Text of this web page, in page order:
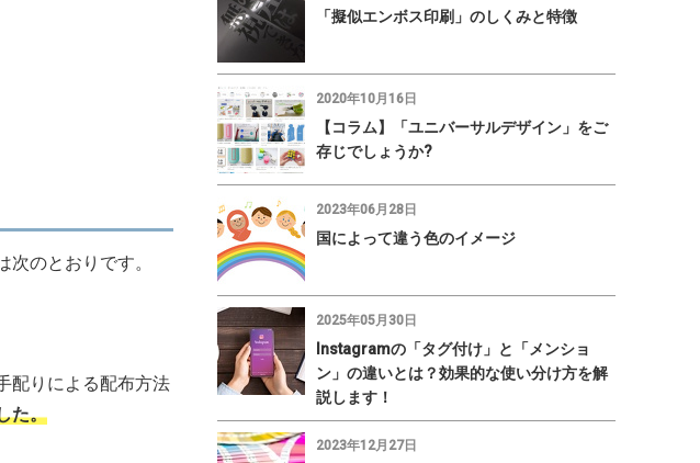
のとおりです。
配りによる配布方法
た。
「擬似エンボス印刷」のしくみと特徴
2020年10月16日
【コラム】「ユニバーサルデザイン」をご
存じでしょうか?
2023年06月28日
国によって違う色のイメージ
2025年05月30日
Instagramの「タグ付け」と「メンショ
ン」の違いとは？効果的な使い分け方を解
説します！
2023年12月27日